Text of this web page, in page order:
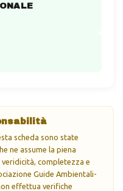
scheda sono state
ne assume la piena
completezza e
Guide Ambientali-
effettua verifiche